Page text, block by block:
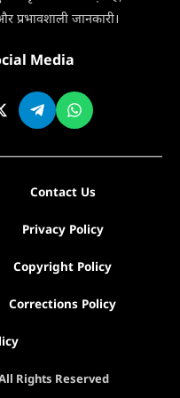
प्रभावशाली जानकारी।
Media
Contact Us
Privacy Policy
Copyright Policy
Corrections Policy
Rights Reserved